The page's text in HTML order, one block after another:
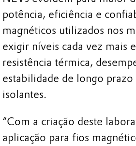
potência, eficiência e
magnéticos utilizados nos
exigir níveis cada vez mais
resistência térmica,
estabilidade de longo prazo
isolantes.
“Com a criação deste
aplicação para fios